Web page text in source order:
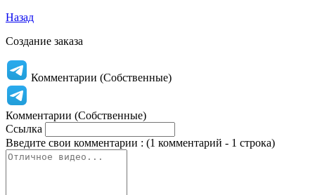
Назад
Создание заказа
Комментарии (Собственные)
Комментарии (Собственные)
Ссылка
Введите свои комментарии : (1 комментарий - 1 строка)